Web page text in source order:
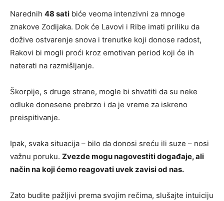
Narednih 48 sati biće veoma intenzivni za mnoge
znakove Zodijaka. Dok će Lavovi i Ribe imati priliku da
dožive ostvarenje snova i trenutke koji donose radost,
Rakovi bi mogli proći kroz emotivan period koji će ih
naterati na razmišljanje.
Škorpije, s druge strane, mogle bi shvatiti da su neke
odluke donesene prebrzo i da je vreme za iskreno
preispitivanje.
Ipak, svaka situacija – bilo da donosi sreću ili suze – nosi
važnu poruku. Zvezde mogu nagovestiti događaje, ali
način na koji ćemo reagovati uvek zavisi od nas.
Zato budite pažljivi prema svojim rečima, slušajte intuiciju